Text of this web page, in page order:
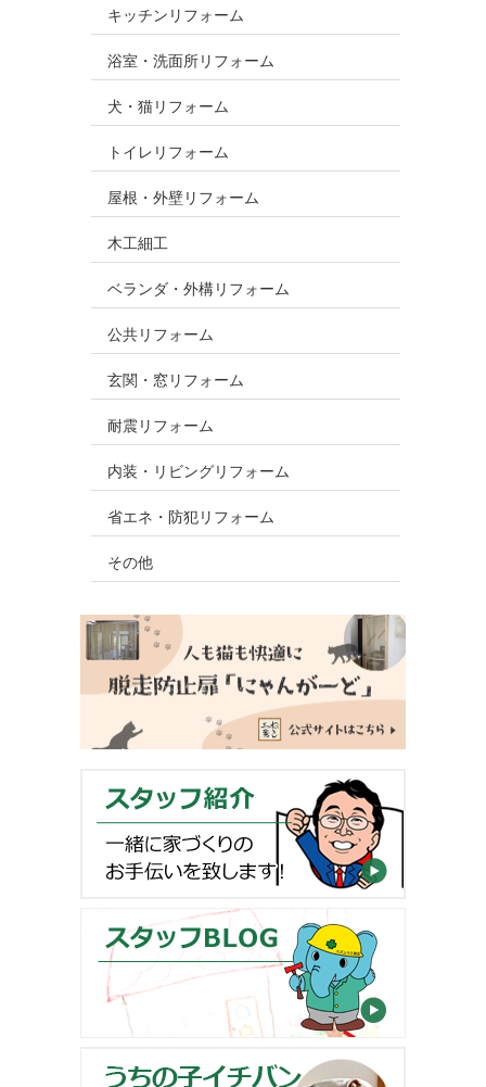
キッチンリフォーム
浴室・洗面所リフォーム
犬・猫リフォーム
トイレリフォーム
屋根・外壁リフォーム
木工細工
ベランダ・外構リフォーム
公共リフォーム
玄関・窓リフォーム
耐震リフォーム
内装・リビングリフォーム
省エネ・防犯リフォーム
その他